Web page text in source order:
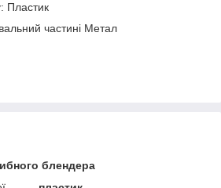
Пластик
частині Метал
блендера